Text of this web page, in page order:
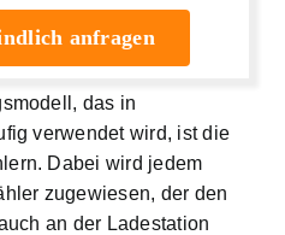
anfragen
das in
verwendet wird, ist die
Dabei wird jedem
zugewiesen, der den
an der Ladestation